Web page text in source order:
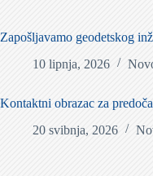
Zapošljavamo geodetskog
10 lipnja, 2026
Kontaktni obrazac za
20 svibnja, 2026